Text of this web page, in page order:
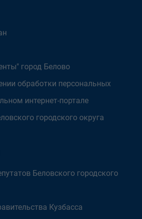
город Белово
обработки персональных
интернет-портале
городского округа
Беловского городского
Кузбасса